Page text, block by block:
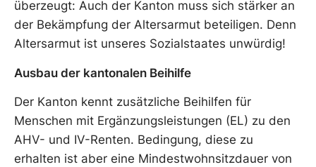
überzeugt: Auch der Kanton muss sich stärker an
der Bekämpfung der Altersarmut beteiligen. Denn
Altersarmut ist unseres Sozialstaates unwürdig!
Ausbau der kantonalen Beihilfe
Der Kanton kennt zusätzliche Beihilfen für
Menschen mit Ergänzungsleistungen (EL) zu den
AHV- und IV-Renten. Bedingung, diese zu
erhalten ist aber eine Mindestwohnsitzdauer von